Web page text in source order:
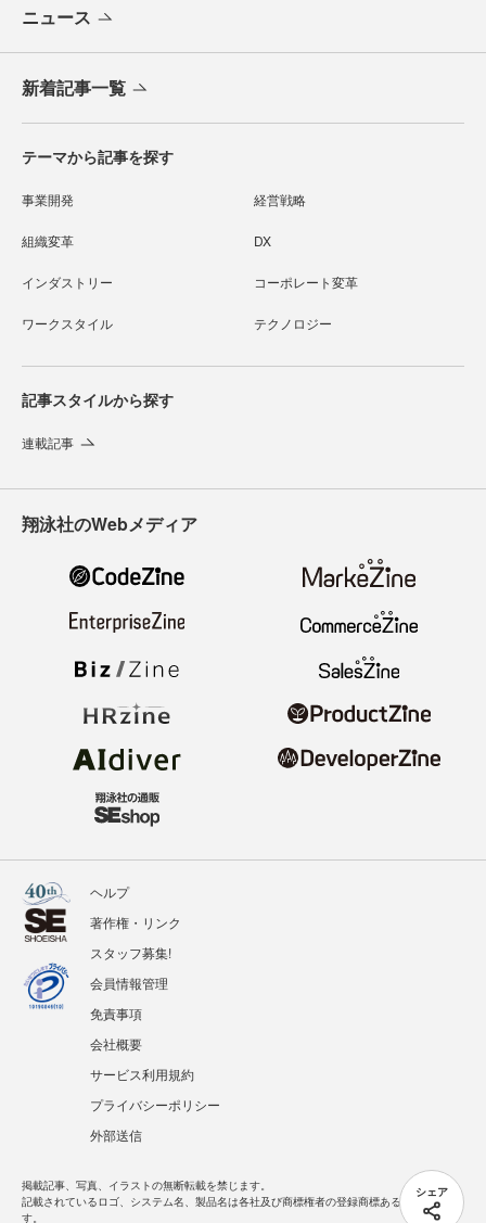
シェア
ニュース
新着記事一覧
テーマから記事を探す
事業開発 経営戦略
組織変革 DX
インダストリー コーポレート変革
ワークスタイル テクノロジー
記事スタイルから探す
連載記事
翔泳社のWebメディア
ヘルプ
著作権・リンク
スタッフ募集!
会員情報管理
免責事項
会社概要
サービス利用規約
プライバシーポリシー
外部送信
掲載記事、写真、イラストの無断転載を禁じます。
記載されているロゴ、システム名、製品名は各社及び商標権者の登録商標あるいは商標で
す。